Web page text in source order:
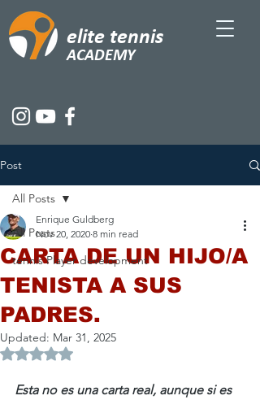
elite tennis
ACADEMY
Post
All Posts
tennis Player development
All Posts
CARTA DE UN HIJO/A
TENISTA A SUS
PADRES.
Enrique Guldberg
Nov 20, 2020 8 min read
Updated: Mar 31, 2025
Rated NaN out of 5 stars.
Esta no es una carta real, aunque si es